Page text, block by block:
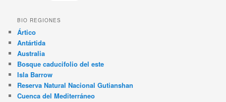
BIO REGIONES
Ártico
Antártida
Australia
Bosque caducifolio del este
Isla Barrow
Reserva Natural Nacional Gutianshan
Cuenca del Mediterráneo